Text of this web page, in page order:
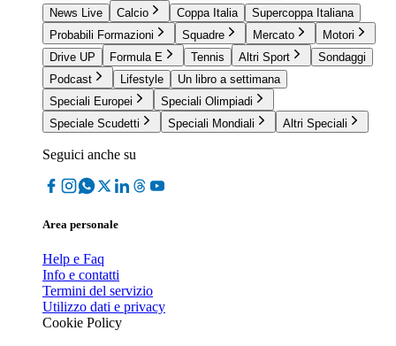
News Live
Calcio Coppa Italia
Supercoppa Italiana
Probabili Formazioni
Squadre Mercato
Motori
Drive UP
Formula E Tennis Altri Sport
Sondaggi
Podcast
Lifestyle
Un libro a settimana
Speciali Europei
Speciali Olimpiadi
Speciale Scudetti
Speciali Mondiali Altri Speciali
Seguici anche su
Area personale
Help e Faq
Info e contatti
Termini del servizio
Utilizzo dati e privacy
Cookie Policy